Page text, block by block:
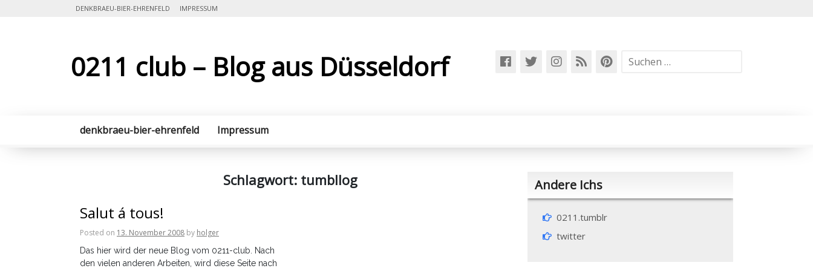
DENKBRAEU-BIER-EHRENFELD IMPRESSUM
0211 club – Blog aus Düsseldorf
Suchen
denkbraeu-bier-ehrenfeld Impressum
Schlagwort: tumbllog
Salut á tous!
Posted on 13. November 2008 by holger
Das hier wird der neue Blog vom 0211-club. Nach
den vielen anderen Arbeiten, wird diese Seite nach
Andere Ichs
0211.tumblr
twitter